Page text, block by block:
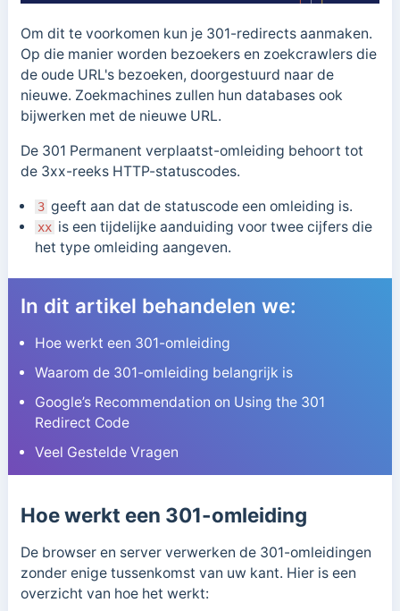
Om dit te voorkomen kun je 301-redirects aanmaken.
Op die manier worden bezoekers en zoekcrawlers die
de oude URL's bezoeken, doorgestuurd naar de
nieuwe. Zoekmachines zullen hun databases ook
bijwerken met de nieuwe URL.
De 301 Permanent verplaatst-omleiding behoort tot
de 3xx-reeks HTTP-statuscodes.
3 geeft aan dat de statuscode een omleiding is.
xx is een tijdelijke aanduiding voor twee cijfers die
het type omleiding aangeven.
In dit artikel behandelen we:
Hoe werkt een 301-omleiding
Waarom de 301-omleiding belangrijk is
Google’s Recommendation on Using the 301
Redirect Code
Veel Gestelde Vragen
Hoe werkt een 301-omleiding
De browser en server verwerken de 301-omleidingen
zonder enige tussenkomst van uw kant. Hier is een
overzicht van hoe het werkt: